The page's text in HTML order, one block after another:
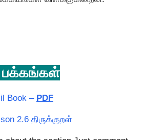
பக்கங்கள்
Book – PDF
2.6 திருக்குறள்